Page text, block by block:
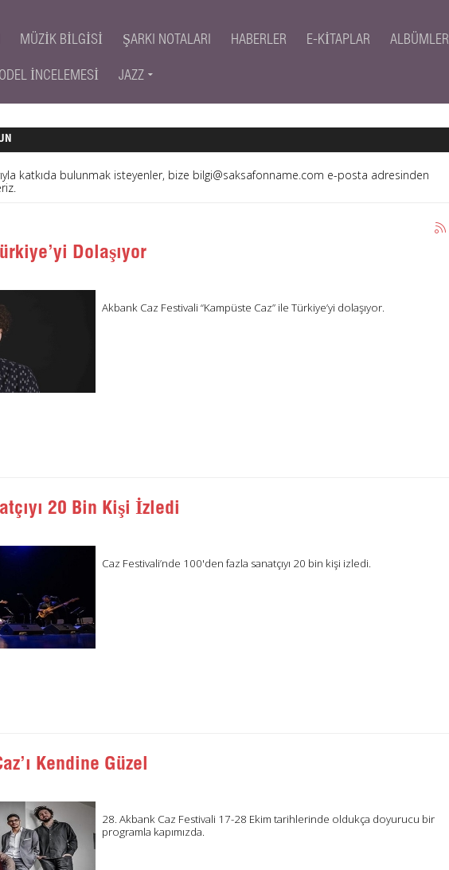
MÜZIK BILGISI ŞARKI NOTALARI HABERLER E-KITAPLAR ALBÜMLER
İNCELEMESI JAZZ
katkıda bulunmak isteyenler, bize bilgi@saksafonname.com e-posta adresinden
Dolaşıyor
Akbank Caz Festivali “Kampüste Caz” ile Türkiye’yi dolaşıyor.
20 Bin Kişi İzledi
Caz Festivali’nde 100'den fazla sanatçıyı 20 bin kişi izledi.
Kendine Güzel
28. Akbank Caz Festivali 17-28 Ekim tarihlerinde oldukça doyurucu bir
programla kapımızda.